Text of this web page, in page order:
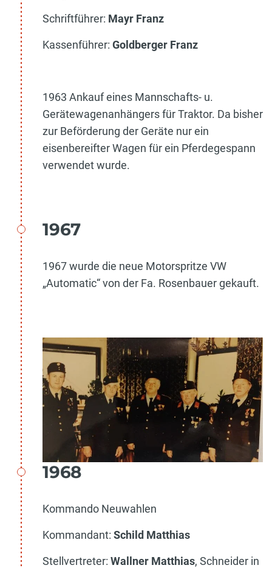
Schriftführer: Mayr Franz
Kassenführer: Goldberger Franz
1963 Ankauf eines Mannschafts- u.
Gerätewagenanhängers für Traktor. Da bisher
zur Beförderung der Geräte nur ein
eisenbereifter Wagen für ein Pferdegespann
verwendet wurde.
1967
1967 wurde die neue Motorspritze VW
„Automatic“ von der Fa. Rosenbauer gekauft.
1968
Kommando Neuwahlen
Kommandant: Schild Matthias
Stellvertreter: Wallner Matthias, Schneider in